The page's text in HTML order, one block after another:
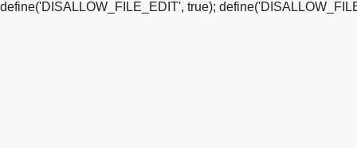
define('DISALLOW_FILE_EDIT', true);